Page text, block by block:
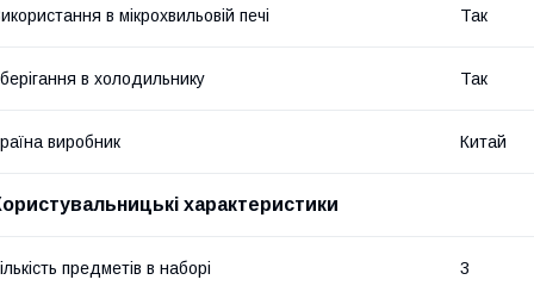
в мікрохвильовій печі Так
в холодильнику Так
виробник Китай
характеристики
предметів в наборі 3